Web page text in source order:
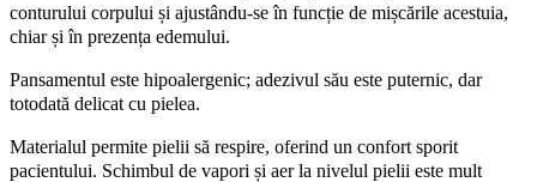
conturului corpului și ajustându-se în funcție de mișcările acestuia,
chiar și în prezența edemului.
Pansamentul este hipoalergenic; adezivul său este puternic, dar
totodată delicat cu pielea.
Materialul permite pielii să respire, oferind un confort sporit
pacientului. Schimbul de vapori și aer la nivelul pielii este mult